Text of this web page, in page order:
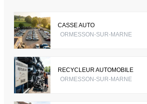
CASSE AUTO
ORMESSON-SUR-MARNE
RECYCLEUR AUTOMOBILE
ORMESSON-SUR-MARNE